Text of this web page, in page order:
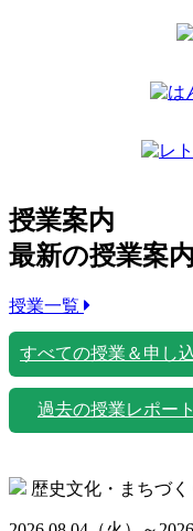
授業案内
最新の授業案
授業一覧
すべての授業＆申し
過去の授業レポー
歴史文化・まちづく